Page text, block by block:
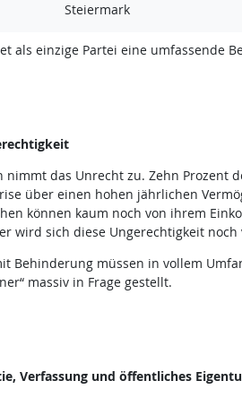
Stei­er­mark
als einzige Partei eine umfassende
nimmt das Unrecht zu. Zehn Prozent
über einen hohen jährlichen
können kaum noch von ihrem
wird sich diese Ungerechtigkeit noch
Behinderung müssen in vollem
massiv in Frage gestellt.
Verfassung und öffentliches